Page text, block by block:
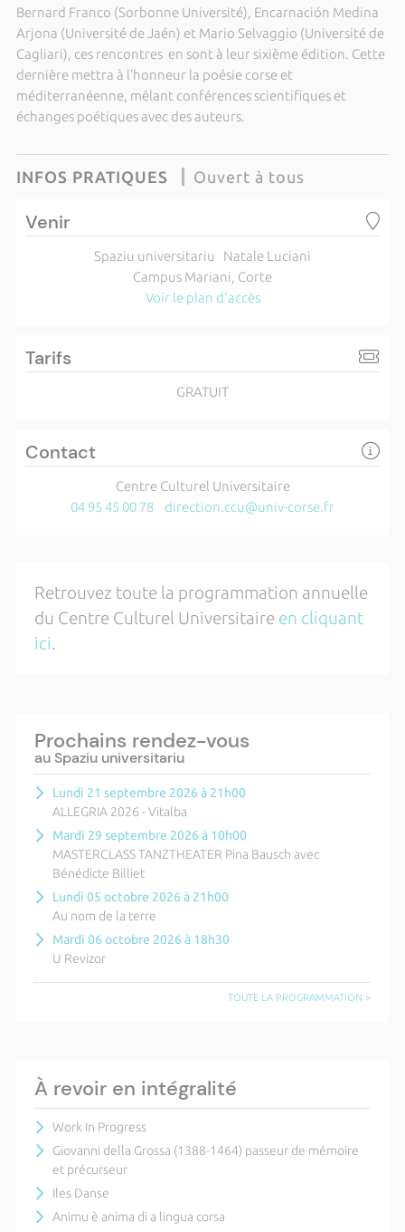
Bernard Franco (Sorbonne Université), Encarnación Medina
Arjona (Université de Jaén) et Mario Selvaggio (Université de
Cagliari), ces rencontres en sont à leur sixième édition. Cette
dernière mettra à l’honneur la poésie corse et
méditerranéenne, mêlant conférences scientifiques et
échanges poétiques avec des auteurs.
INFOS PRATIQUES Ouvert à tous
Venir
Spaziu universitariu Natale Luciani
Campus Mariani, Corte
Voir le plan d'accès
Tarifs
GRATUIT
Contact
Centre Culturel Universitaire
04 95 45 00 78
direction.ccu@univ-corse.fr
Retrouvez toute la programmation annuelle
du Centre Culturel Universitaire en cliquant
ici.
Prochains rendez-vous
au Spaziu universitariu
Lundi 21 septembre 2026 à 21h00
ALLEGRIA 2026 - Vitalba
Mardi 29 septembre 2026 à 10h00
MASTERCLASS TANZTHEATER Pina Bausch avec
Bénédicte Billiet
Lundi 05 octobre 2026 à 21h00
Au nom de la terre
Mardi 06 octobre 2026 à 18h30
U Revizor
TOUTE LA PROGRAMMATION >
À revoir en intégralité
Work In Progress
Giovanni della Grossa (1388-1464) passeur de mémoire
et précurseur
Iles Danse
Animu è anima di a lingua corsa